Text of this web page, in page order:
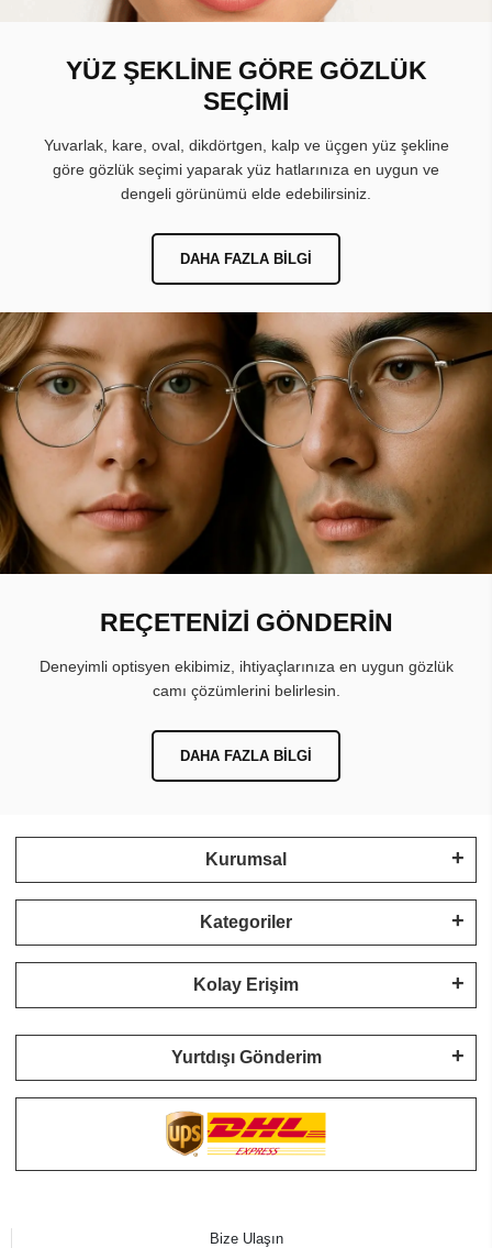
YÜZ ŞEKLİNE GÖRE GÖZLÜK
SEÇİMİ
Yuvarlak, kare, oval, dikdörtgen, kalp ve üçgen yüz şekline
göre gözlük seçimi yaparak yüz hatlarınıza en uygun ve
dengeli görünümü elde edebilirsiniz.
DAHA FAZLA BILGI
REÇETENİZİ GÖNDERİN
Deneyimli optisyen ekibimiz, ihtiyaçlarınıza en uygun gözlük
camı çözümlerini belirlesin.
DAHA FAZLA BILGI
Kurumsal
Kategoriler
Kolay Erişim
Yurtdışı Gönderim
Bize Ulaşın